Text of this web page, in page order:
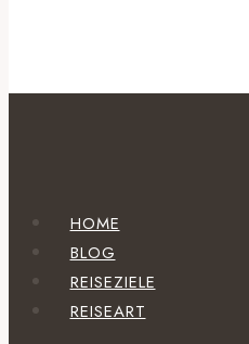
HOME
BLOG
REISEZIELE
REISEART